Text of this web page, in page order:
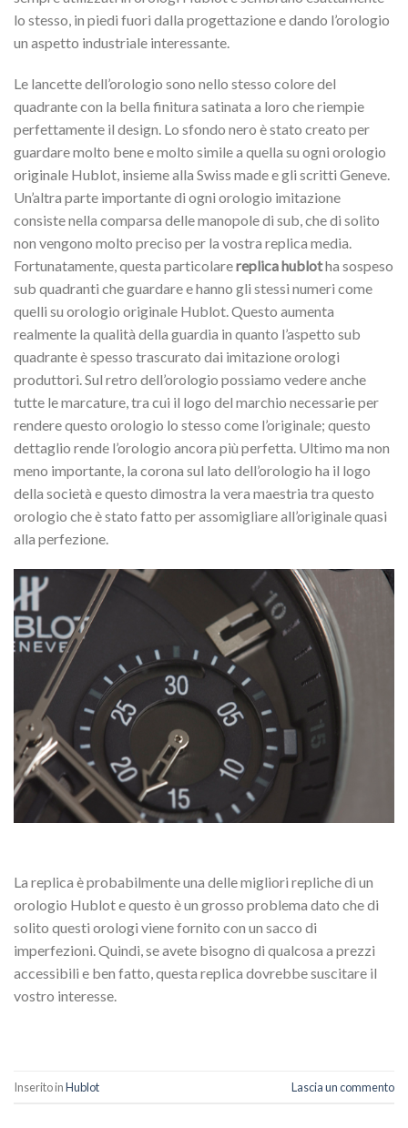
lo stesso, in piedi fuori dalla progettazione e dando l’orologio
un aspetto industriale interessante.
Le lancette dell’orologio sono nello stesso colore del
quadrante con la bella finitura satinata a loro che riempie
perfettamente il design. Lo sfondo nero è stato creato per
guardare molto bene e molto simile a quella su ogni orologio
originale Hublot, insieme alla Swiss made e gli scritti Geneve.
Un’altra parte importante di ogni orologio imitazione
consiste nella comparsa delle manopole di sub, che di solito
non vengono molto preciso per la vostra replica media.
Fortunatamente, questa particolarereplica hublotha sospeso
sub quadranti che guardare e hanno gli stessi numeri come
quelli su orologio originale Hublot. Questo aumenta
realmente la qualità della guardia in quanto l’aspetto sub
quadrante è spesso trascurato dai imitazione orologi
produttori. Sul retro dell’orologio possiamo vedere anche
tutte le marcature, tra cui il logo del marchio necessarie per
rendere questo orologio lo stesso come l’originale; questo
dettaglio rende l’orologio ancora più perfetta. Ultimo ma non
meno importante, la corona sul lato dell’orologio ha il logo
della società e questo dimostra la vera maestria tra questo
orologio che è stato fatto per assomigliare all’originale quasi
alla perfezione.
La replica è probabilmente una delle migliori repliche di un
orologio Hublot e questo è un grosso problema dato che di
solito questi orologi viene fornito con un sacco di
imperfezioni. Quindi, se avete bisogno di qualcosa a prezzi
accessibili e ben fatto, questa replica dovrebbe suscitare il
vostro interesse.
Inserito inHublot Lascia un commento